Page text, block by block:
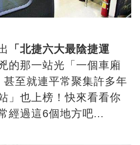
「北捷六大最陰捷運
的那一站光「一個車廂
甚至就連平常聚集許多年
」也上榜！快來看看你
經過這6個地方吧...